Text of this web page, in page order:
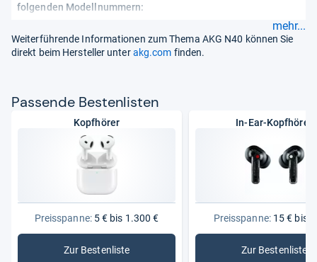
folgenden Modellnummern:
mehr...
Weiterführende Informationen zum Thema AKG N40 können Sie
direkt beim Hersteller unterakg.com finden.
Pas­sende Bes­ten­lis­ten
Kopfhörer
Preisspanne:5 € bis 1.300 €
Zur Bestenliste
: Kopfhörer
In-Ear-Kopfhörer
Preisspanne:15 € bis
Zur Bestenliste
: In-Ear-